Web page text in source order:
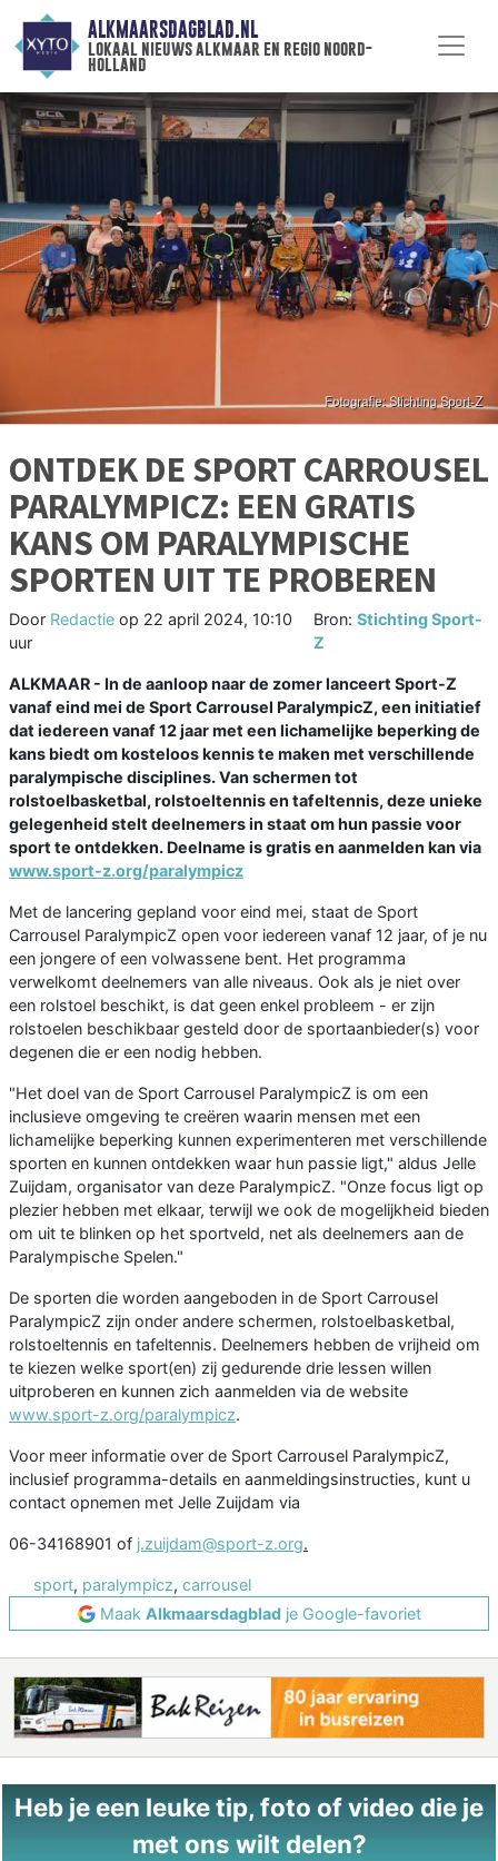
ALKMAARSDAGBLAD.NL
lokaal nieuws alkmaar en regio noord-
holland
ONTDEK DE SPORT CARROUSEL
PARALYMPICZ: EEN GRATIS
KANS OM PARALYMPISCHE
SPORTEN UIT TE PROBEREN
Door Redactie op 22 april 2024, 10:10
uur
Bron: Stichting Sport-
Z
ALKMAAR - In de aanloop naar de zomer lanceert Sport-Z
vanaf eind mei de Sport Carrousel ParalympicZ, een initiatief
dat iedereen vanaf 12 jaar met een lichamelijke beperking de
kans biedt om kosteloos kennis te maken met verschillende
paralympische disciplines. Van schermen tot
rolstoelbasketbal, rolstoeltennis en tafeltennis, deze unieke
gelegenheid stelt deelnemers in staat om hun passie voor
sport te ontdekken. Deelname is gratis en aanmelden kan via
www.sport-z.org/paralympicz
Met de lancering gepland voor eind mei, staat de Sport
Carrousel ParalympicZ open voor iedereen vanaf 12 jaar, of je nu
een jongere of een volwassene bent. Het programma
verwelkomt deelnemers van alle niveaus. Ook als je niet over
een rolstoel beschikt, is dat geen enkel probleem - er zijn
rolstoelen beschikbaar gesteld door de sportaanbieder(s) voor
degenen die er een nodig hebben.
"Het doel van de Sport Carrousel ParalympicZ is om een
inclusieve omgeving te creëren waarin mensen met een
lichamelijke beperking kunnen experimenteren met verschillende
sporten en kunnen ontdekken waar hun passie ligt," aldus Jelle
Zuijdam, organisator van deze ParalympicZ. "Onze focus ligt op
plezier hebben met elkaar, terwijl we ook de mogelijkheid bieden
om uit te blinken op het sportveld, net als deelnemers aan de
Paralympische Spelen."
De sporten die worden aangeboden in de Sport Carrousel
ParalympicZ zijn onder andere schermen, rolstoelbasketbal,
rolstoeltennis en tafeltennis. Deelnemers hebben de vrijheid om
te kiezen welke sport(en) zij gedurende drie lessen willen
uitproberen en kunnen zich aanmelden via de website
www.sport-z.org/paralympicz.
Voor meer informatie over de Sport Carrousel ParalympicZ,
inclusief programma-details en aanmeldingsinstructies, kunt u
contact opnemen met Jelle Zuijdam via
06-34168901 of j.zuijdam@sport-z.org.
sport, paralympicz, carrousel
Maak Alkmaarsdagbladje Google-favoriet
Heb je een leuke tip, foto of video die je
met ons wilt delen?